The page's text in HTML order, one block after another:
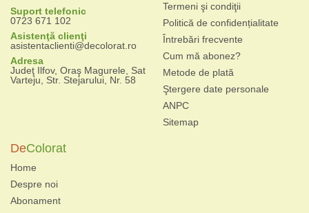
Suport telefonic
0723 671 102
Asistenţă clienţi
asistentaclienti@decolorat.ro
Adresa
Judeţ Ilfov, Oraş Magurele, Sat
Varteju, Str. Stejarului, Nr. 58
Termeni şi condiţii
Politică de confidențialitate
Întrebări frecvente
Cum mă abonez?
Metode de plată
Ştergere date personale
ANPC
Sitemap
DeColorat
Home
Despre noi
Abonament